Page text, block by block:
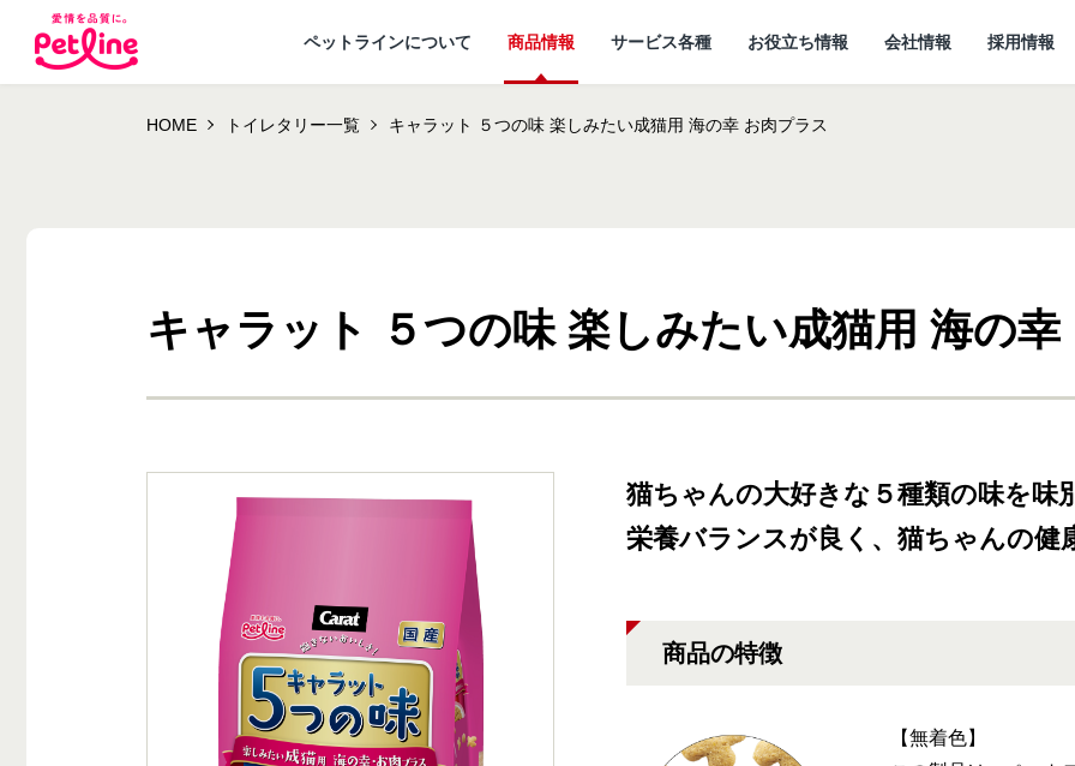
ペットラインについて
ペットラインが大切にしていること 研究開発センターについて
商品情報
ドッグフード キャットフード 小動物
サービス各種
ウェルネスナビ しあわせマルシェ
お役立ち情報
犬ノート お役立ち情報 猫ノート お役立ち情報
会社情報
会社概要・事業所 代表メッセージ
採用情報
HOME トイレタリー一覧 キャラット ５つの味 楽しみたい成猫用 海の幸 お肉プラス
キャラット ５つの味 楽しみたい成猫用 海の
猫ちゃんの大好きな５種類の味を
栄養バランスが良く、猫ちゃんの健
商品の特徴
【無着色】